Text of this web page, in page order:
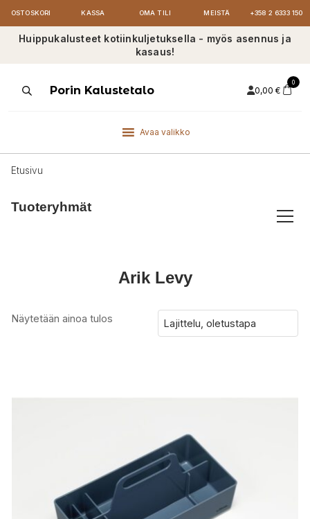
OSTOSKORI KASSA OMA TILI MEISTÄ +358 2 6333 150
Huippukalusteet kotiinkuljetuksella - myös asennus ja
kasaus!
ProductsPorin Kalustetalo 0,00 €
0
Avaa valikko
Etusivu
Tuoteryhmät
Arik Levy
Näytetään ainoa tulos